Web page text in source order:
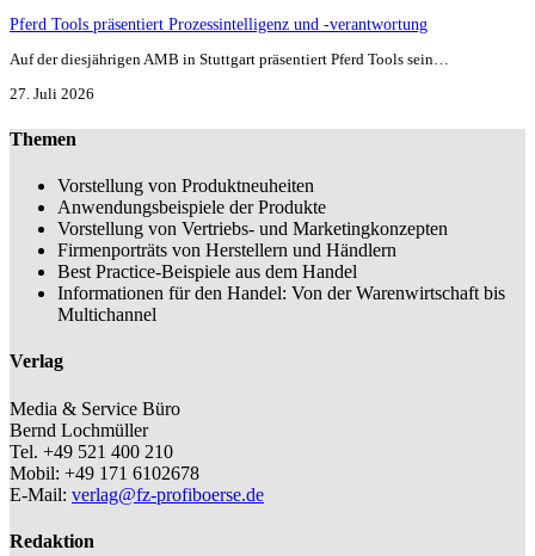
Pferd Tools präsentiert Prozessintelligenz und -verantwortung
Auf der diesjährigen AMB in Stuttgart präsentiert Pferd Tools sein…
27. Juli 2026
Themen
Vorstellung von Produktneuheiten
Anwendungsbeispiele der Produkte
Vorstellung von Vertriebs- und Marketingkonzepten
Firmenporträts von Herstellern und Händlern
Best Practice-Beispiele aus dem Handel
Informationen für den Handel: Von der Warenwirtschaft bis
Multichannel
Verlag
Media & Service Büro
Bernd Lochmüller
Tel. +49 521 400 210
Mobil: +49 171 6102678
E-Mail: verlag@fz-profiboerse.de
Redaktion